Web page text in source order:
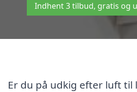
Indhent 3 tilbud, gratis og
Er du på udkig efter luft til